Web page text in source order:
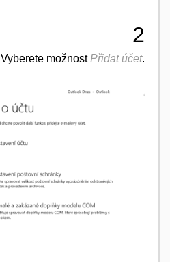
2
Vyberete možnostPřidat účet.